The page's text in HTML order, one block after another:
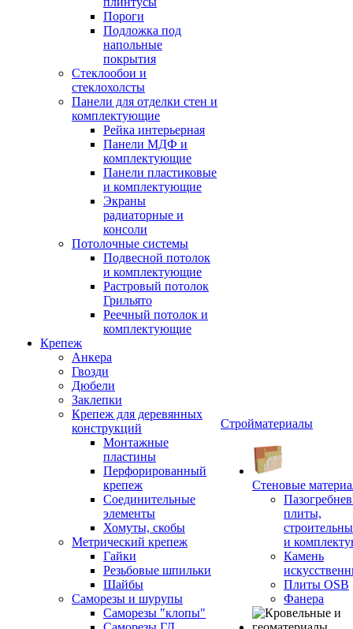
Пороги
Подложка под
напольные
покрытия
Стеклообои и
стеклохолсты
Панели для отделки стен и
комплектующие
Рейка интерьерная
Панели МДФ и
комплектующие
Панели пластиковые
и комплектующие
Экраны
радиаторные и
консоли
Потолочные системы
Подвесной потолок
и комплектующие
Растровый потолок
Грильято
Реечный потолок и
комплектующие
Крепеж
Анкера
Гвозди
Дюбели
Заклепки
Крепеж для деревянных
конструкций
Монтажные
пластины
Перфорированный
крепеж
Соединительные
элементы
Хомуты, скобы
Метрический крепеж
Гайки
Резьбовые шпильки
Шайбы
Саморезы и шурупы
Саморезы "клопы"
Стройматериалы
Стеновые
плиты,
и
Камень
Плиты OSB
Фанера